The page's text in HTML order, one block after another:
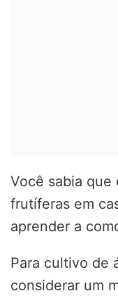
Você sabia que
frutíferas em
aprender a
Para cultivo de
considerar um